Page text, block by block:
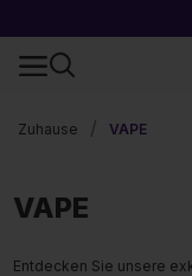
Zuhause
VAPE
VAPE
Entdecken Sie unsere